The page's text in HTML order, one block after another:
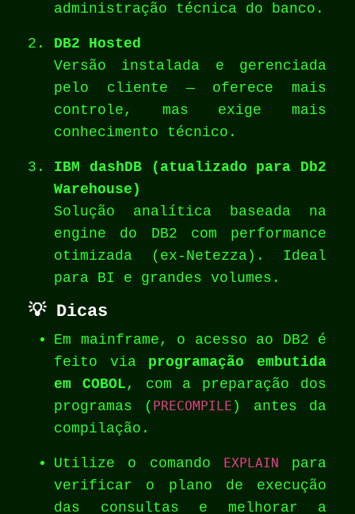
administração técnica do banco.
DB2 Hosted
Versão instalada e gerenciada
pelo cliente — oferece mais
controle, mas exige mais
conhecimento técnico.
IBM dashDB (atualizado para Db2
Warehouse)
Solução analítica baseada na
engine do DB2 com performance
otimizada (ex-Netezza). Ideal
para BI e grandes volumes.
💡 Dicas
Em mainframe, o acesso ao DB2 é
feito via programação embutida
em COBOL , com a preparação dos
programas ( PRECOMPILE ) antes da
compilação.
Utilize o comando EXPLAIN
para
verificar o plano de execução
das consultas e melhorar a